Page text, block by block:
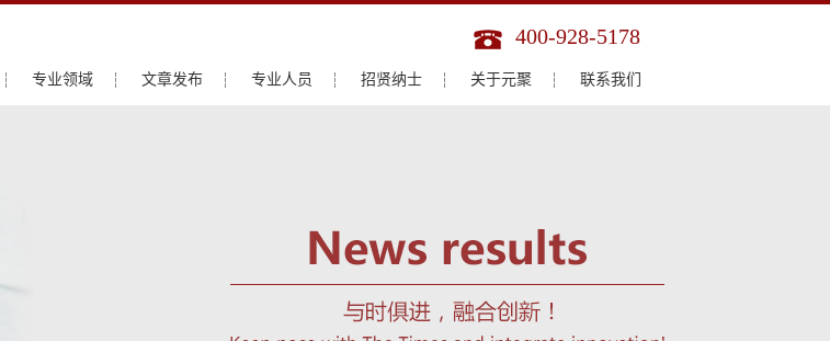
400-928-5178
专业领域 文章发布 专业人员 招贤纳士 关于元聚 联系我们